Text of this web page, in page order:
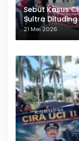
Sebut Kasus
Sultra
21 Mei 2026